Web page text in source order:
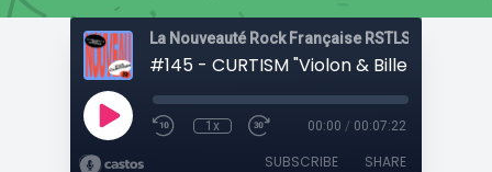
La Nouveauté Rock Française RSTLSS
#145 - CURTISM "Violon & Bille De
1x 00:00 / 00:07:22
SUBSCRIBE SHARE